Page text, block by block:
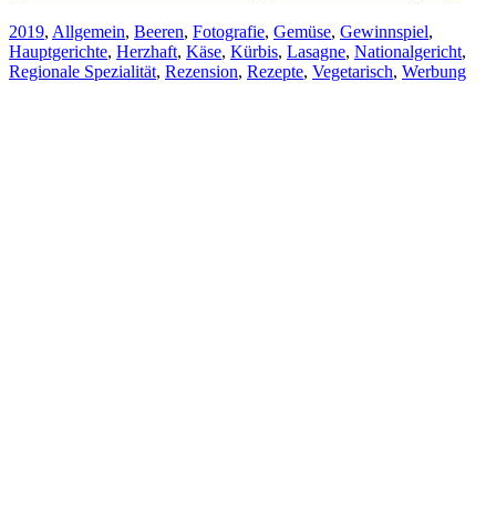
2019, Allgemein, Beeren, Fotografie, Gemüse, Gewinnspiel,
Hauptgerichte, Herzhaft, Käse, Kürbis, Lasagne, Nationalgericht,
Regionale Spezialität, Rezension, Rezepte, Vegetarisch, Werbung